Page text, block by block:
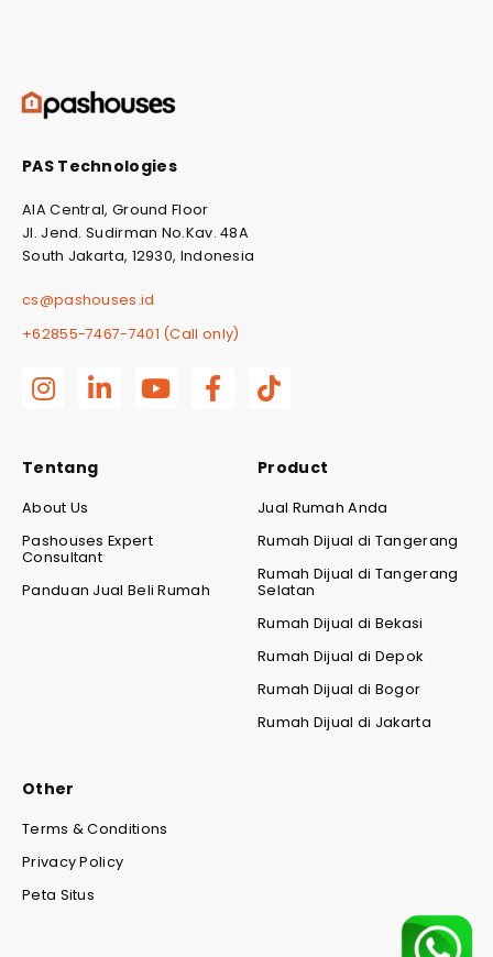
PAS Technologies
AIA Central, Ground Floor
Jl. Jend. Sudirman No.Kav. 48A
South Jakarta, 12930, Indonesia
cs@pashouses.id
+62855-7467-7401 (Call only)
Tentang
About Us
Pashouses Expert
Consultant
Panduan Jual Beli Rumah
Product
Jual Rumah Anda
Rumah Dijual di Tangerang
Rumah Dijual di Tangerang
Selatan
Rumah Dijual di Bekasi
Rumah Dijual di Depok
Rumah Dijual di Bogor
Rumah Dijual di Jakarta
Other
Terms & Conditions
Privacy Policy
Peta Situs